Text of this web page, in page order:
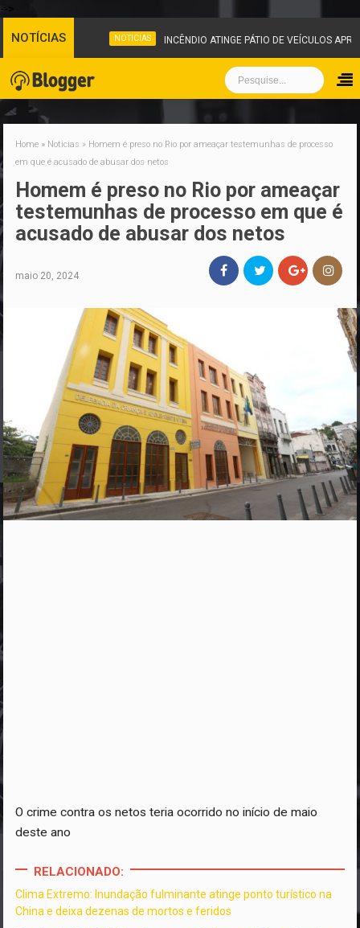
-->
NOTÍCIAS NOTICIAS INCÊNDIO ATINGE PÁTIO DE VEÍCULOS
Home » Noticias » Homem é preso no Rio por ameaçar testemunhas de processo
em que é acusado de abusar dos netos
Homem é preso no Rio por ameaçar
testemunhas de processo em que é
acusado de abusar dos netos
maio 20, 2024
O crime contra os netos teria ocorrido no início de maio
deste ano
RELACIONADO:
Clima Extremo: Inundação fulminante atinge ponto turístico na
China e deixa dezenas de mortos e feridos